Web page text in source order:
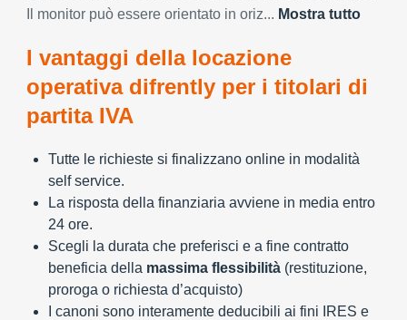
Il monitor può essere orientato in oriz... Mostra tutto
I vantaggi della locazione
operativa difrently per i titolari di
partita IVA
Tutte le richieste si finalizzano online in modalità
self service.
La risposta della finanziaria avviene in media entro
24 ore.
Scegli la durata che preferisci e a fine contratto
beneficia della massima flessibilità (restituzione,
proroga o richiesta d’acquisto)
I canoni sono interamente deducibili ai fini IRES e